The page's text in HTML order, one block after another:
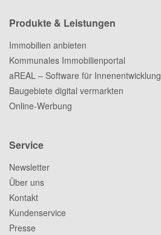
Produkte & Leistungen
Immobilien anbieten
Kommunales Immobilienportal
aREAL – Software für Innenentwicklung
Baugebiete digital vermarkten
Online-Werbung
Service
Newsletter
Über uns
Kontakt
Kundenservice
Presse